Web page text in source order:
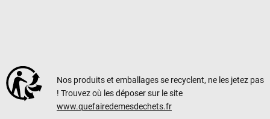
Nos produits et emballages se recyclent, ne les jetez pas
! Trouvez où les déposer sur le site
www.quefairedemesdechets.fr